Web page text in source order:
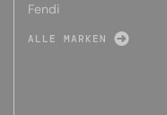
Fendi
ALLE MARKEN